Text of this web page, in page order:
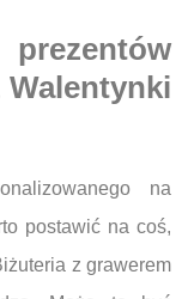
prezentów
na
postawić na coś,
z grawerem